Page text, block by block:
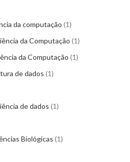
da computação 1
da Computação 1
da Computação 1
de dados 1
de dados 1
Biológicas 1